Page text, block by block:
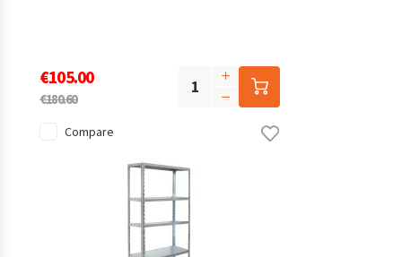
€105.00
€180.60
Compare